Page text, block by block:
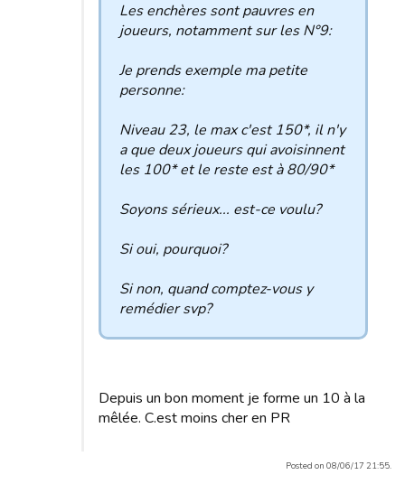
Les enchères sont pauvres en
joueurs, notamment sur les N°9:
Je prends exemple ma petite
personne:
Niveau 23, le max c'est 150*, il n'y
a que deux joueurs qui avoisinnent
les 100* et le reste est à 80/90*
Soyons sérieux... est-ce voulu?
Si oui, pourquoi?
Si non, quand comptez-vous y
remédier svp?
Depuis un bon moment je forme un 10 à la
mêlée. C.est moins cher en PR
Posted on 08/06/17 21:55.